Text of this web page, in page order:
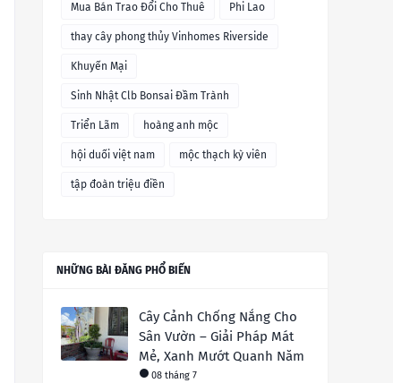
Mua Bán Trao Đổi Cho Thuê Phi Lao
thay cây phong thủy Vinhomes Riverside
Khuyến Mại
Sinh Nhật Clb Bonsai Đầm Trành
Triển Lãm hoàng anh mộc
hội duối việt nam mộc thạch kỳ viên
tập đoàn triệu điền
NHỮNG BÀI ĐĂNG PHỔ BIẾN
Cây Cảnh Chống Nắng Cho
Sân Vườn – Giải Pháp Mát
Mẻ, Xanh Mướt Quanh Năm
08 tháng 7